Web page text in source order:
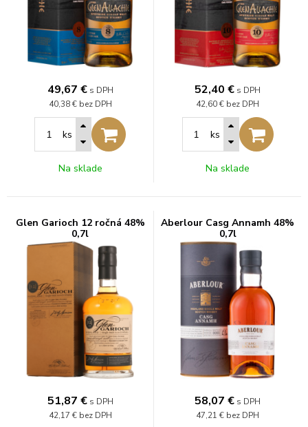
49,67 € s DPH
40,38 € bez DPH
ks
Na sklade
52,40 € s DPH
42,60 € bez DPH
ks
Na sklade
Glen Garioch 12 ročná 48%
0,7l
51,87 € s DPH
42,17 € bez DPH
Aberlour Casg Annamh 48%
0,7l
58,07 € s DPH
47,21 € bez DPH